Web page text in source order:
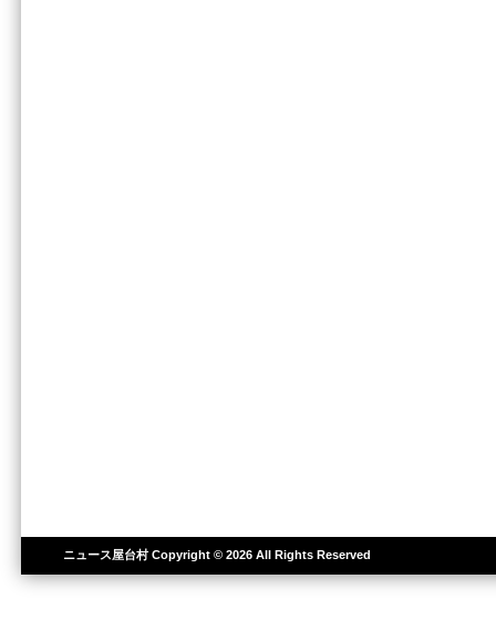
ニュース屋台村Copyright © 2026 All Rights Reserved